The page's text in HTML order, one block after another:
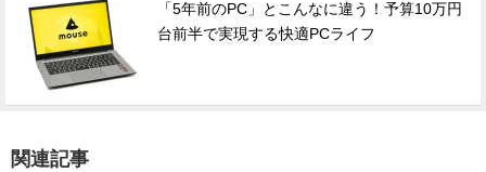
「5年前のPC」とこんなに違う！予算10万円
台前半で実現する快適PCライフ
関連記事